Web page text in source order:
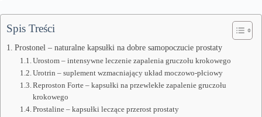
Spis Treści
Prostonel – naturalne kapsułki na dobre samopoczucie prostaty
Urostom – intensywne leczenie zapalenia gruczołu krokowego
Urotrin – suplement wzmacniający układ moczowo-płciowy
Reproston Forte – kapsułki na przewlekłe zapalenie gruczołu
krokowego
Prostaline – kapsułki leczące przerost prostaty